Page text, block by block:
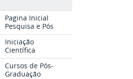
Pagina Inicial
Pesquisa e Pós
Iniciação
Científica
Cursos de Pós-
Graduação